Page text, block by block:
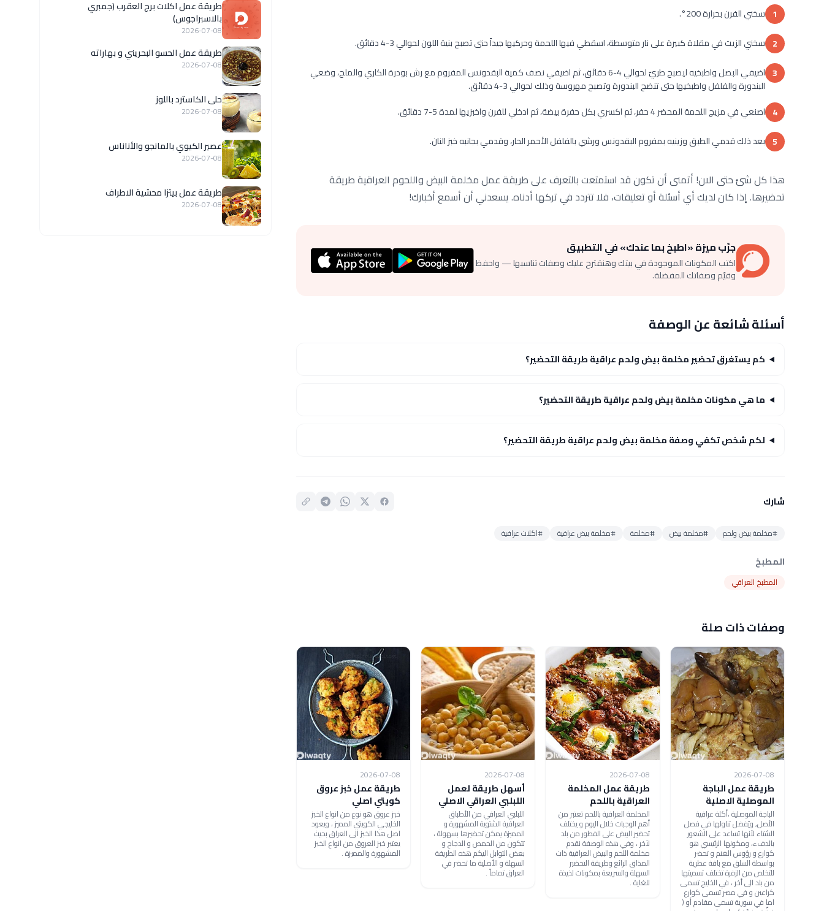
1 سخني الفرن بحرارة 200°.
2 سخني الزيت في مقلاة كبيرة على نار متوسطة، اسقطي فيها اللحمة وحركيها جيداً حتى تصبح بنية اللون لحوالي 3-4 دقائق.
3
اضيفي البصل واطبخيه ليصبح طريّ لحوالي 4-6 دقائق، ثم اضيفي نصف كمية البقدونس المفروم مع رش بودرة الكاري والملح، وضعي
البندورة والفلفل واطبخيها حتى تنضج البندورة وتصبح مهروسة وذلك لحوالي 3-4 دقائق.
4 اصنعي في مزيج اللحمة المحضر 4 حفر، ثم اكسري بكل حفرة بيضة، ثم ادخلي للفرن واخبزيها لمدة 5-7 دقائق.
5 بعد ذلك قدمي الطبق وزينيه بمفروم البقدونس ورشي بالفلفل الأحمر الحار، وقدمي بجانبه خبز النان.
هذا كل شئ حتى الان! أتمنى أن تكون قد استمتعت بالتعرف على طريقة عمل مخلمة البيض واللحوم العراقية طريقة
تحضيرها. إذا كان لديك أي أسئلة أو تعليقات، فلا تتردد في تركها أدناه. يسعدني أن أسمع أخبارك!
جرّب ميزة «اطبخ بما عندك» في التطبيق
اكتب المكونات الموجودة في بيتك وهنقترح عليك وصفات تناسبها — واحفظ
وقيّم وصفاتك المفضلة.
أسئلة شائعة عن الوصفة
كم يستغرق تحضير مخلمة بيض ولحم عراقية طريقة التحضير؟
ما هي مكونات مخلمة بيض ولحم عراقية طريقة التحضير؟
لكم شخص تكفي وصفة مخلمة بيض ولحم عراقية طريقة التحضير؟
شارك
#مخلمة بيض ولحم #مخلمة بيض #مخلمة #مخلمة بيض عراقية #اكلات عراقية
المطبخ
المطبخ العراقي
وصفات ذات صلة
2026-07-08
طريقة عمل الباجة
الموصلية الاصلية
الباجة الموصلية ،أكلة عراقية
الأصل, ويُفضل تناولها في فصل
الشتاء لأنها تساعد على الشعور
بالدفء، ومكونها الرئيسي هو
كوارع و رؤوس الغنم و تحضر
بواسطة السلق مع باقة عطرية
للتخلص من الزفرة تختلف تسميتها
من بلد الى أخر ، في الخليج تسمى
كراعين و في مصر تسمى كوارع
اما في سورية تسمى مقادم أو (
2026-07-08
طريقة عمل المخلمة
العراقية باللحم
المخلمة العراقية باللحم تعتبر من
أهم الوجبات خلال اليوم و يختلف
تحضير البيض على الفطور من بلد
لآخر ، وفي هذه الوصفة نقدم
مخلمة اللحم والبيض العراقية ذات
المذاق الرائع وطريقة التحضير
السهلة والسريعة بمكونات لذيذة
للغاية .
2026-07-08
أسهل طريقة لعمل
اللبلبي العراقي الاصلي
اللبلبي العراقي من الأطباق
العراقية الشتوية المشهورة و
المميزة يمكن تحضيرها بسهولة ،
تتكون من الحمص و الدجاج و
بعض التوابل اليكم هذه الطريقة
السهلة و الأصلية ما تحضر في
العراق تماماً .
2026-07-08
طريقة عمل خبز عروق
كويتي اصلي
خبز عروق هو نوع من انواع الخبز
الخليجي الكويتي المميز ، ويعود
اصل هذا الخبز الى العراق بحيث
يعتبر خبز العروق من انواع الخبز
المشهورة والمميزة .
طريقة عمل اكلات برج العقرب (جمبري
بالاسبراجوس)
2026-07-08
طريقة عمل الحسو البحريني و بهاراته
2026-07-08
حلى الكاسترد باللوز
2026-07-08
عصير الكيوي بالمانجو والأناناس
2026-07-08
طريقة عمل بيتزا محشية الاطراف
2026-07-08